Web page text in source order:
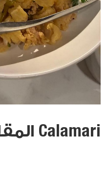
Calamari المقلي المقرمش